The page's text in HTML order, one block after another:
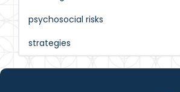
psychosocial risks
strategies